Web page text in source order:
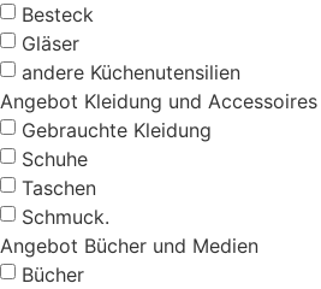
Besteck
Gläser
andere Küchenutensilien
Angebot Kleidung und Accessoires
Gebrauchte Kleidung
Schuhe
Taschen
Schmuck.
Angebot Bücher und Medien
Bücher